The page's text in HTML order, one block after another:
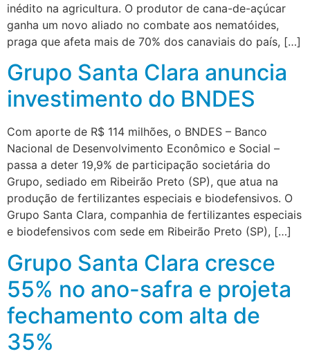
inédito na agricultura. O produtor de cana-de-açúcar
ganha um novo aliado no combate aos nematóides,
praga que afeta mais de 70% dos canaviais do país, […]
Grupo Santa Clara anuncia
investimento do BNDES
Com aporte de R$ 114 milhões, o BNDES – Banco
Nacional de Desenvolvimento Econômico e Social –
passa a deter 19,9% de participação societária do
Grupo, sediado em Ribeirão Preto (SP), que atua na
produção de fertilizantes especiais e biodefensivos. O
Grupo Santa Clara, companhia de fertilizantes especiais
e biodefensivos com sede em Ribeirão Preto (SP), […]
Grupo Santa Clara cresce
55% no ano-safra e projeta
fechamento com alta de
35%